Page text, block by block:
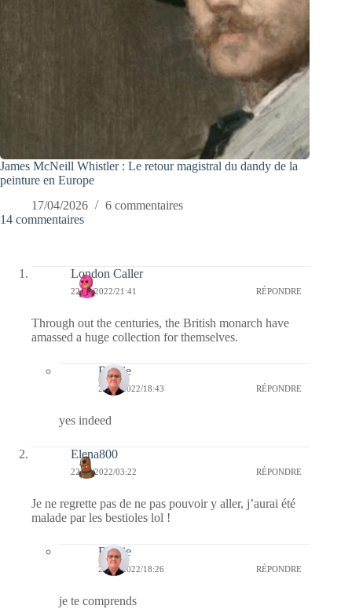
James McNeill Whistler : Le retour magistral du dandy de la
peinture en Europe
17/04/2026
6 commentaires
14 commentaires
London Caller
22/08/2022/21:41 RÉPONDRE
Through out the centuries, the British monarch have
amassed a huge collection for themselves.
Bernie
24/08/2022/18:43 RÉPONDRE
yes indeed
Elena800
22/08/2022/03:22 RÉPONDRE
Je ne regrette pas de ne pas pouvoir y aller, j’aurai été
malade par les bestioles lol !
Bernie
22/08/2022/18:26 RÉPONDRE
je te comprends